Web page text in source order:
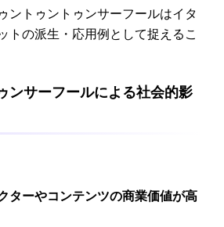
ントゥントゥンサーフールはイタ
トの派生・応用例として捉えるこ
ンサーフールによる社会的影
ターやコンテンツの商業価値が高